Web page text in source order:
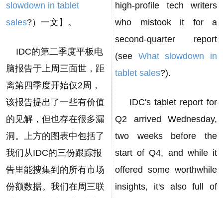
slowdown in tablet
sales?）一文】。
IDC的第二季度平板电
脑报告于上周三面世，距
离第四季度开始仅2周，
该报告提出了一些有价值
的见解，但也存在很多漏
洞。上方的图表中包括了
我们从IDC的三份跟踪报
告里能搜集到的所有市场
份额数据。我们在周三联
high-profile tech writers
who mistook it for a
second-quarter report
(see What slowdown in
tablet sales?).
IDC's tablet report for
Q2 arrived Wednesday,
two weeks before the
start of Q4, and while it
offered some worthwhile
insights, it's also full of